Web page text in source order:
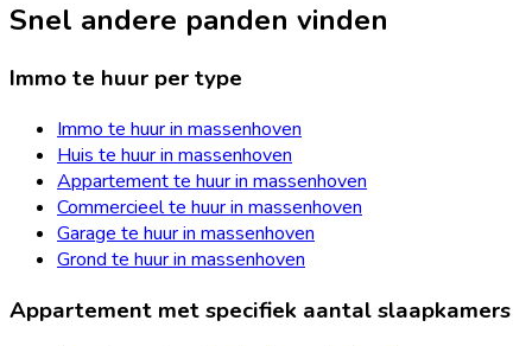
Snel andere panden vinden
Immo te huur per type
Immo te huur in massenhoven
Huis te huur in massenhoven
Appartement te huur in massenhoven
Commercieel te huur in massenhoven
Garage te huur in massenhoven
Grond te huur in massenhoven
Appartement met specifiek aantal slaapkamers